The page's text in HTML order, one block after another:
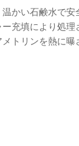
かい石鹸水で
充填により処
トリンを熱に曝